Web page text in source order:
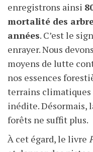
enregistrons ainsi
mortalité des
années. C’est le
enrayer. Nous
moyens de lutte
nos essences
terrains climatiques
inédite. Désormais,
forêts ne suffit plus.
À cet égard, le livre